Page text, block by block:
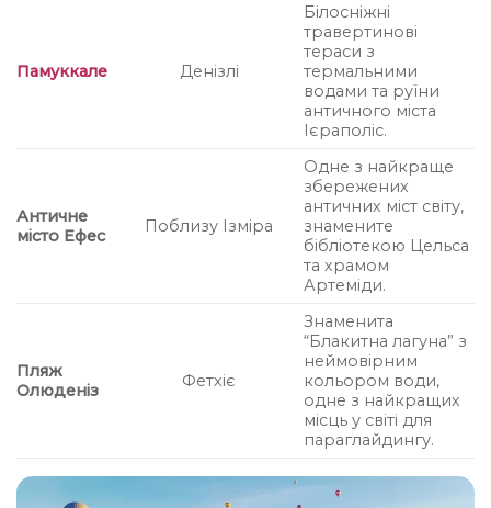
Памуккале Денізлі
Білосніжні
травертинові
тераси з
термальними
водами та руїни
античного міста
Ієраполіс.
Античне
місто Ефес
Поблизу Ізміра
Одне з найкраще
збережених
античних міст світу,
знамените
бібліотекою Цельса
та храмом
Артеміди.
Пляж
Олюденіз
Фетхіє
Знаменита
“Блакитна лагуна” з
неймовірним
кольором води,
одне з найкращих
місць у світі для
параглайдингу.